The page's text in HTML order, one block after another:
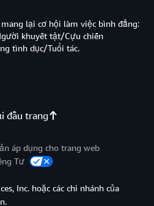
đầu trang
lại cơ hội làm việc bình đẳng:
khuyết tật/Cựu chiến
tình dục/Tuổi tác.
áp dụng cho trang web
Tư
Inc. hoặc các chi nhánh của